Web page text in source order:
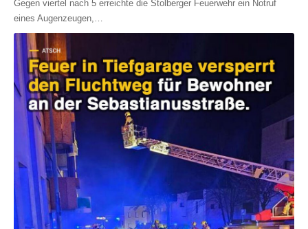
Gegen viertel nach 5 erreichte die Stolberger Feuerwehr ein Notruf
eines Augenzeugen,